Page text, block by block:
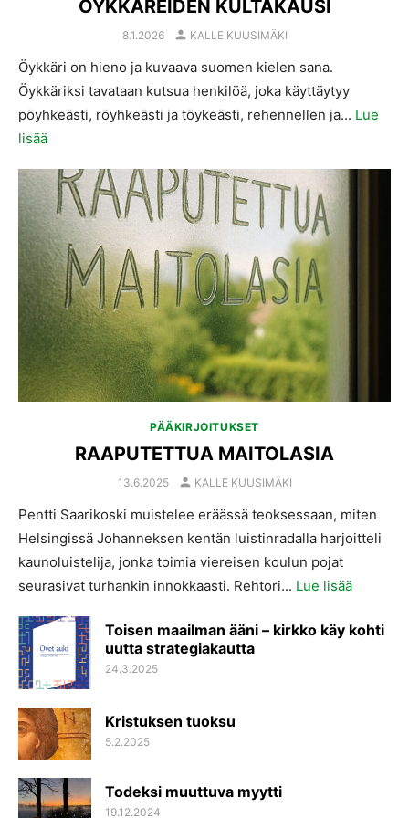
ÖYKKÄREIDEN KULTAKAUSI
POSTED
8.1.2026 AUTHOR
KALLE KUUSIMÄKI
Öykkäri on hieno ja kuvaava suomen kielen sana.
Öykkäriksi tavataan kutsua henkilöä, joka käyttäytyy
pöyhkeästi, röyhkeästi ja töykeästi, rehennellen ja... Lue
lisää
PÄÄKIRJOITUKSET
RAAPUTETTUA MAITOLASIA
POSTED
13.6.2025 AUTHOR
KALLE KUUSIMÄKI
Pentti Saarikoski muistelee eräässä teoksessaan, miten
Helsingissä Johanneksen kentän luistinradalla harjoitteli
kaunoluistelija, jonka toimia viereisen koulun pojat
seurasivat turhankin innokkaasti. Rehtori... Lue lisää
Toisen maailman ääni – kirkko käy kohti
uutta strategiakautta
POSTED
24.3.2025
Kristuksen tuoksu
POSTED
5.2.2025
Todeksi muuttuva myytti
POSTED
19.12.2024